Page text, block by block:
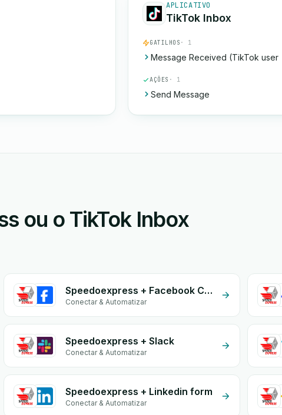
APLICATIVO
TikTok Inbox
GATILHOS · 1
Message Received (TikTok user
AÇÕES · 1
Send Message
ou o TikTok Inbox
Speedoexpress + Facebook Conversion API (CAPI)
Conectar & Automatizar
Speedoexpress + Slack
Conectar & Automatizar
Speedoexpress + Linkedin form
Conectar & Automatizar